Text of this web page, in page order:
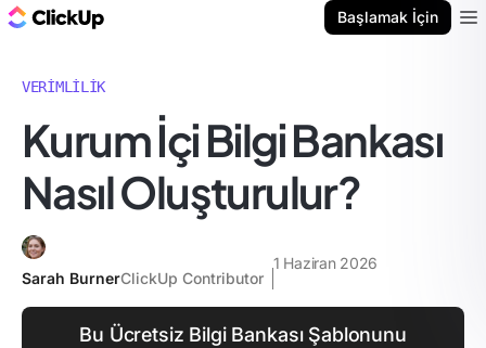
Başlamak İçin
VERIMLILIK
Kurum İçi Bilgi Bankası
Nasıl Oluşturulur?
Sarah BurnerClickUp Contributor
1 Haziran 2026
Bu Ücretsiz Bilgi Bankası Şablonunu